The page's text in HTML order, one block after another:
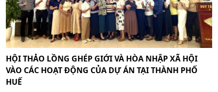
HỘI THẢO LỒNG GHÉP GIỚI VÀ HÒA NHẬP XÃ HỘI
VÀO CÁC HOẠT ĐỘNG CỦA DỰ ÁN TẠI THÀNH PHỐ
HUẾ